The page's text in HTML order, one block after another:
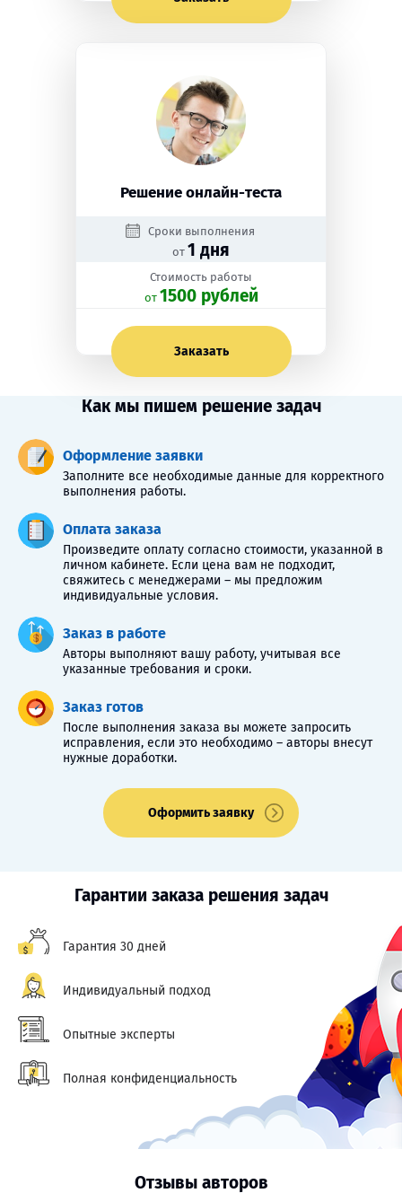
Решение онлайн-теста
Сроки выполнения
от 1 дня
Стоимость работы
oт 1500 рублей
Заказать
Как мы пишем решение задач
Оформление заявки
Заполните все необходимые данные для корректного
выполнения работы.
Оплата заказа
Произведите оплату согласно стоимости, указанной в
личном кабинете. Если цена вам не подходит,
свяжитесь с менеджерами – мы предложим
индивидуальные условия.
Заказ в работе
Авторы выполняют вашу работу, учитывая все
указанные требования и сроки.
Заказ готов
После выполнения заказа вы можете запросить
исправления, если это необходимо – авторы внесут
нужные доработки.
Оформить заявку
Гарантии заказа решения задач
Гарантия 30 дней
Индивидуальный подход
Опытные эксперты
Полная конфиденциальность
Отзывы авторов